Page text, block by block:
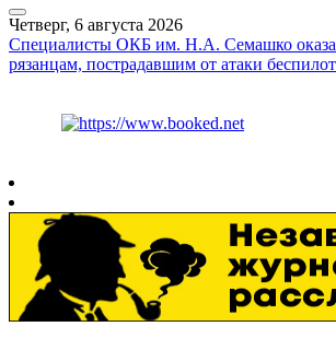
Четверг, 6 августа 2026
Специалисты ОКБ им. Н.А. Семашко
рязанцам, пострадавшим от атаки